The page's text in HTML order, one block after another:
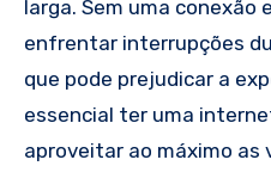
larga. Sem uma conexão
enfrentar interrupções
que pode prejudicar a
essencial ter uma
aproveitar ao máximo as